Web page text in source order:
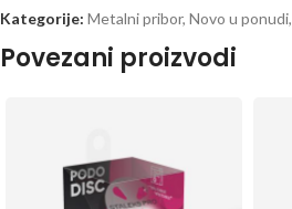
Kategorije: Metalni pribor, Novo u ponudi,
Povezani proizvodi